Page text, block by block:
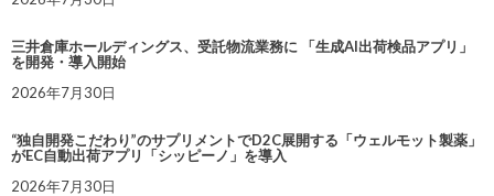
三井倉庫ホールディングス、受託物流業務に 「生成AI出荷検品アプリ」
を開発・導入開始
2026年7月30日
“独自開発こだわり”のサプリメントでD2C展開する「ウェルモット製薬」
がEC自動出荷アプリ「シッピーノ」を導入
2026年7月30日